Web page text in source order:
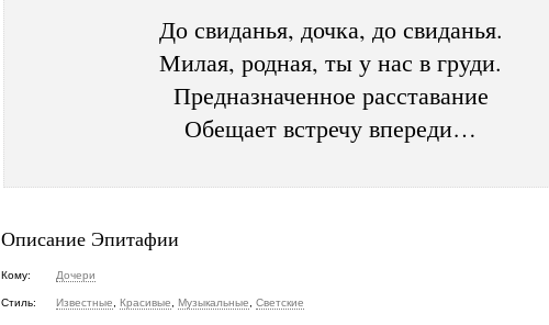
До свиданья, дочка, до свиданья.
Милая, родная, ты у нас в груди.
Предназначенное расставание
Обещает встречу впереди…
Описание Эпитафии
Кому: Дочери
Стиль: Известные Красивые Музыкальные Светские